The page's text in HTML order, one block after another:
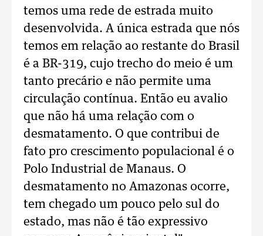
temos uma rede de estrada muito
desenvolvida. A única estrada que nós
temos em relação ao restante do Brasil
é a BR-319, cujo trecho do meio é um
tanto precário e não permite uma
circulação contínua. Então eu avalio
que não há uma relação com o
desmatamento. O que contribui de
fato pro crescimento populacional é o
Polo Industrial de Manaus. O
desmatamento no Amazonas ocorre,
tem chegado um pouco pelo sul do
estado, mas não é tão expressivo